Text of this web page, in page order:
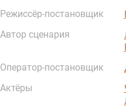
Режиссёр-постановщик
Автор сценария
Оператор-постановщик
Актёры